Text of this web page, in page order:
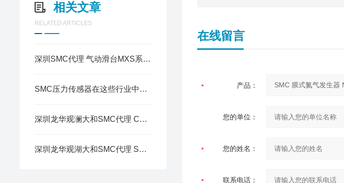
相关文章
RELATED ARTICLES
深圳SMC代理 气动滑台MXS系列 带端锁(ø8)
SMC压力传感器在这些行业中的应用
深圳龙华观澜大和SMC代理 CA2 系列 气缸/标准型 单杆双作用
深圳龙华观湖大和SMC代理 SP 系列 吸板
在线留言
产品：
您的单位：
您的姓名：
联系电话：